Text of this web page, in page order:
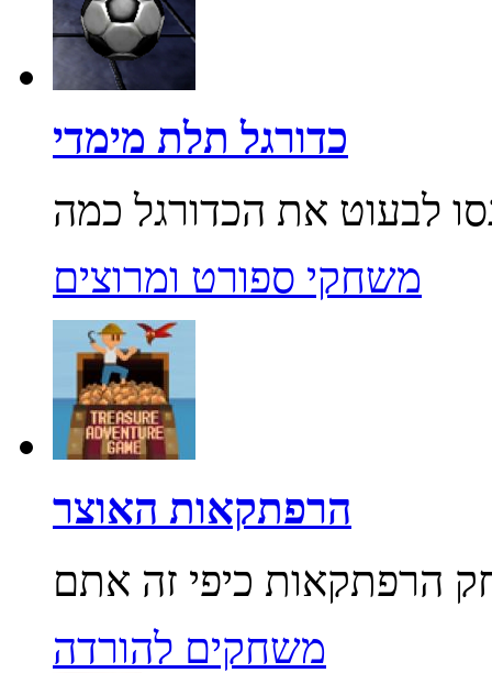
כדורגל תלת מימדי
משחקי ספורט ומרוצים
הרפתקאות האוצר
משחקים להורדה